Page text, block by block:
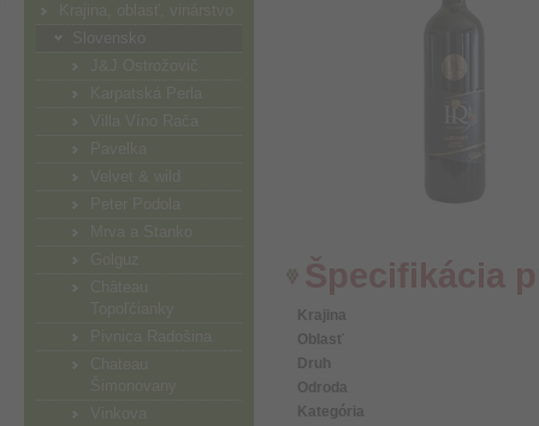
Krajina, oblasť, vinárstvo
Slovensko
J&J Ostrožovič
Karpatská Perla
Villa Víno Rača
Pavelka
Velvet & wild
Peter Podola
Mrva a Stanko
Golguz
Château
Topoľčianky
Pivnica Radošina
Chateau
Šimonovany
Vinkova
Špecifikácia
Krajina
Oblasť
Druh
Odroda
Kategória